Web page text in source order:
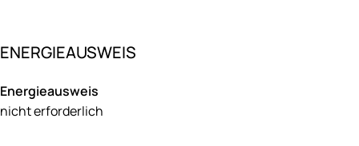
ENERGIEAUSWEIS
Energieausweis
nicht erforderlich